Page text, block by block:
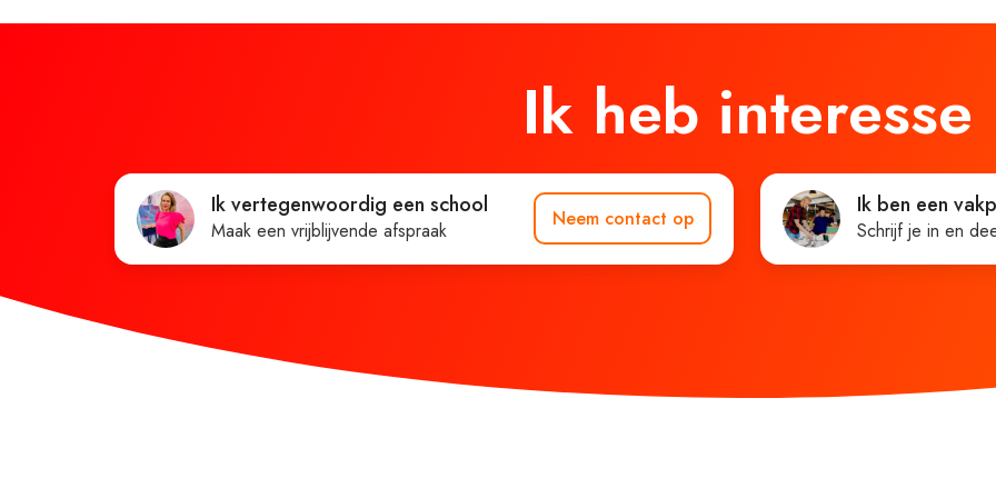
Ik heb interesse
Ik vertegenwoordig een school
Maak een vrijblijvende afspraak Neem contact op Ik ben een
Schrijf je in en